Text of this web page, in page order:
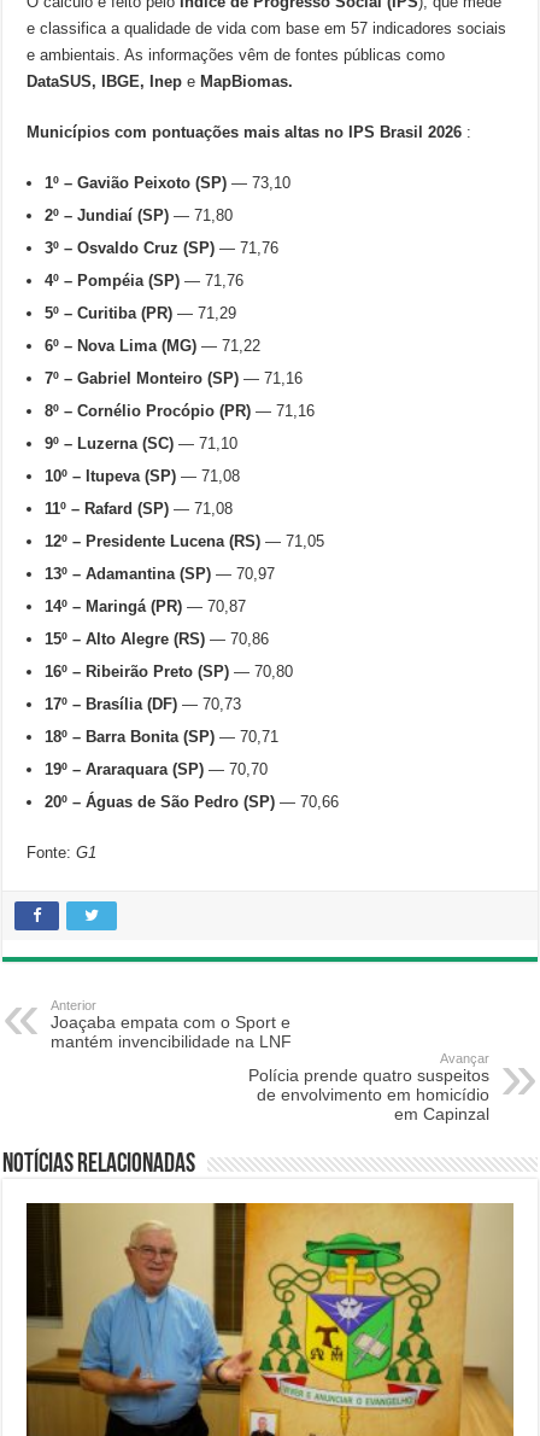
e classifica a qualidade de vida com base em 57 indicadores sociais
e ambientais. As informações vêm de fontes públicas como
DataSUS, IBGE, Inepe MapBiomas.
Municípios com pontuações mais altas no IPS Brasil 2026 :
1º –Gavião Peixoto (SP)— 73,10
2º –Jundiaí (SP)— 71,80
3º –Osvaldo Cruz (SP)— 71,76
4º – Pompéia (SP)— 71,76
5º –Curitiba (PR)— 71,29
6º – Nova Lima (MG)— 71,22
7º –Gabriel Monteiro (SP)— 71,16
8º –Cornélio Procópio (PR) — 71,16
9º – Luzerna (SC) — 71,10
10º – Itupeva (SP)— 71,08
11º – Rafard (SP)— 71,08
12º – Presidente Lucena (RS)— 71,05
13º –Adamantina (SP)— 70,97
14º – Maringá (PR)— 70,87
15º –Alto Alegre (RS)— 70,86
16º – Ribeirão Preto (SP)— 70,80
17º – Brasília (DF)— 70,73
18º – Barra Bonita (SP)— 70,71
19º –Araraquara (SP)— 70,70
20º –Águas de São Pedro (SP)— 70,66
Fonte:G1
Anterior
Joaçaba empata com o Sport e
mantém invencibilidade na LNF
Avançar
Polícia prende quatro suspeitos
de envolvimento em homicídio
em Capinzal
Notícias relacionadas